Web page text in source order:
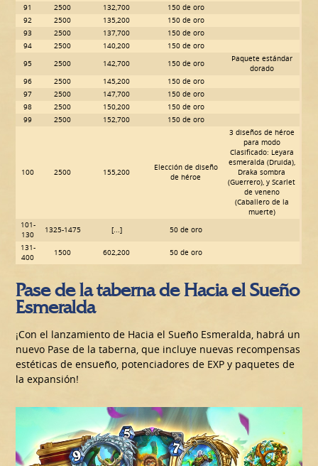
91
2500 132,700
150 de oro
92
2500 135,200
150 de oro
93
2500 137,700
150 de oro
94
2500 140,200
150 de oro
95
2500 142,700 150 de oro
Paquete estándar
dorado
96
2500 145,200
150 de oro
97
2500 147,700
150 de oro
98
2500 150,200
150 de oro
99
2500 152,700 150 de oro
100 2500 155,200
Elección de diseño
de héroe
3 diseños de héroe
para modo
Clasificado: Leyara
esmeralda (Druida),
Draka sombra
(Guerrero), y Scarlet
de veneno
(Caballero de la
muerte)
101-
130
1325-1475 [...]
50 de oro
131-
400
1500 602,200 50 de oro
Pase de la taberna de Hacia el Sueño
Esmeralda
¡Con el lanzamiento de Hacia el Sueño Esmeralda, habrá un
nuevo Pase de la taberna, que incluye nuevas recompensas
estéticas de ensueño, potenciadores de EXP y paquetes de
la expansión!